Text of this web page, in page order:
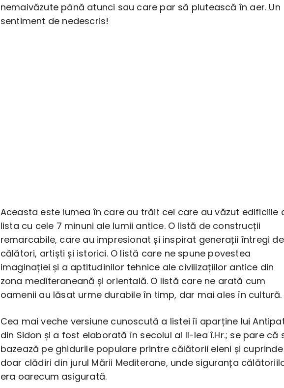
nemaivăzute până atunci sau care par să plutească în aer. Un
sentiment de nedescris!
Aceasta este lumea în care au trăit cei care au văzut edificiile
lista cu cele 7 minuni ale lumii antice. O listă de construcții
remarcabile, care au impresionat și inspirat generații întregi de
călători, artiști și istorici. O listă care ne spune povestea
imaginației și a aptitudinilor tehnice ale civilizațiilor antice din
zona mediteraneană și orientală. O listă care ne arată cum
oamenii au lăsat urme durabile în timp, dar mai ales în cultură.
Cea mai veche versiune cunoscută a listei îi aparține lui
din Sidon și a fost elaborată în secolul al II-lea î.Hr.; se pare că
bazează pe ghidurile populare printre călătorii eleni și cuprinde
doar clădiri din jurul Mării Mediterane, unde siguranța
era oarecum asigurată.